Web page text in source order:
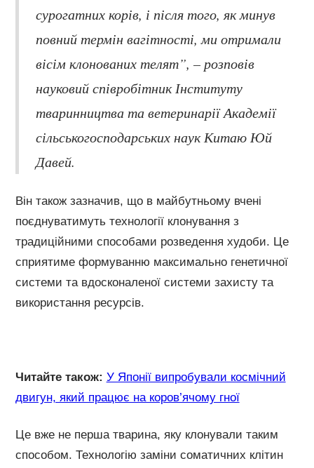
сурогатних корів, і після того, як минув
повний термін вагітності, ми отримали
вісім клонованих телят”, – розповів
науковий співробітник Інституту
тваринництва та ветеринарії Академії
сільськогосподарських наук Китаю Юй
Давей.
Він також зазначив, що в майбутньому вчені
поєднуватимуть технології клонування з
традиційними способами розведення худоби. Це
сприятиме формуванню максимально генетичної
системи та вдосконаленої системи захисту та
використання ресурсів.
Читайте також: У Японії випробували космічний
двигун, який працює на коров’ячому гної
Це вже не перша тварина, яку клонували таким
способом. Технологію заміни соматичних клітин